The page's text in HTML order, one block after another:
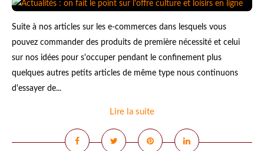
Suite à nos articles sur les e-commerces dans lesquels vous
pouvez commander des produits de première nécessité et celui
sur nos idées pour s'occuper pendant le confinement plus
quelques autres petits articles de même type nous continuons
d'essayer de...
Lire la suite